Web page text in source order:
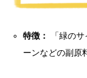
特徴：
「緑の
ーンなどの副原